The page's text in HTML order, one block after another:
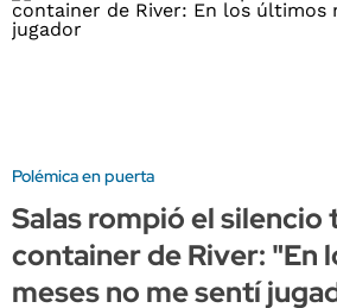
Polémica en puerta
Salas rompió el silencio
container de River: "En
meses no me sentí